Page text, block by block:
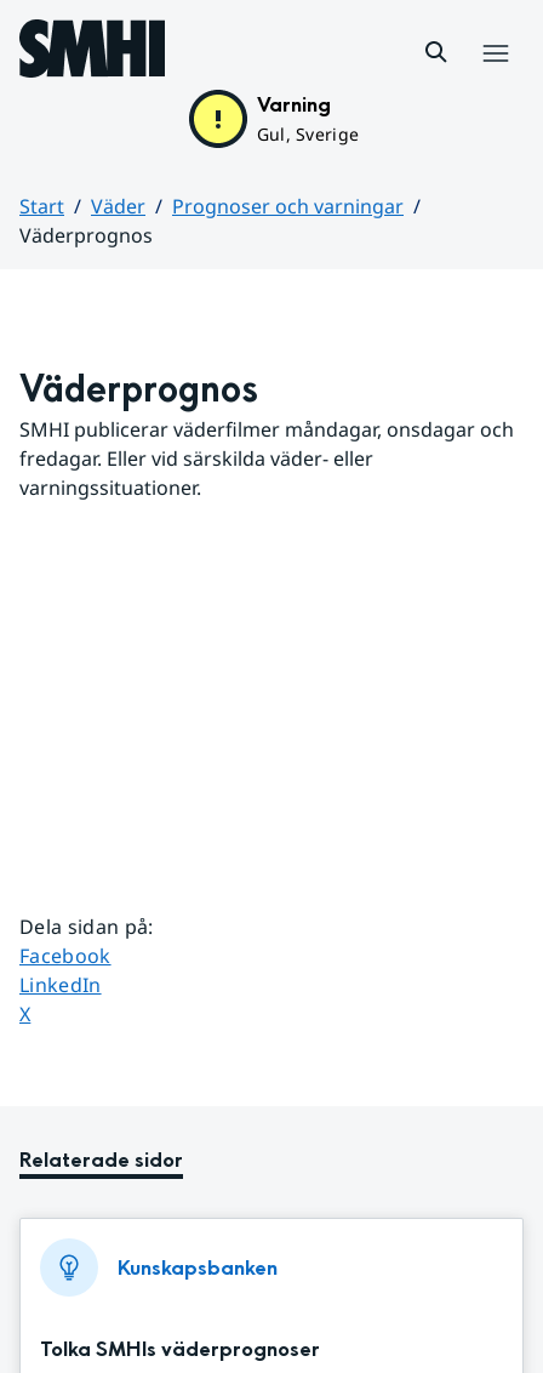
Hoppa till sidans innehåll
Varning
Gul, Sverige
Start Väder
Prognoser och varningar
Väderprognos
Väderprognos
SMHI publicerar väderfilmer måndagar, onsdagar och
fredagar. Eller vid särskilda väder- eller
varningssituationer.
Dela sidan på:
Dela sidan på
Facebook
Dela sidan på
LinkedIn
Dela sidan på
X
Relaterade sidor
Kunskapsbanken
Tolka SMHIs väderprognoser